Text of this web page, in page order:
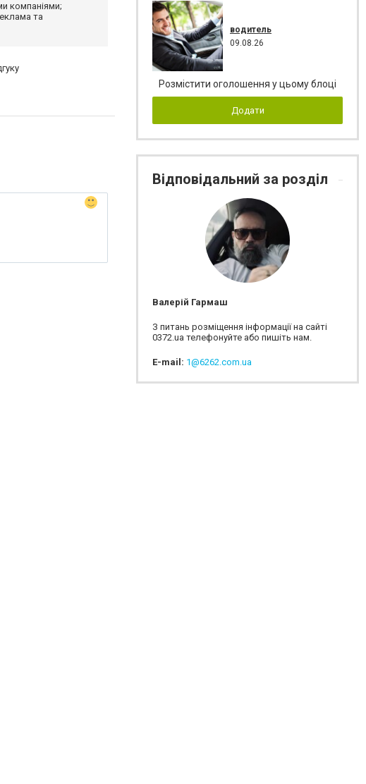
компаніями;
та
водитель
09.08.26
Розмістити оголошення у цьому блоці
Додати
Відповідальний за розділ
Валерій Гармаш
З питань розміщення інформації на сайті
0372.ua телефонуйте або пишіть нам.
E-mail: 1@6262.com.ua